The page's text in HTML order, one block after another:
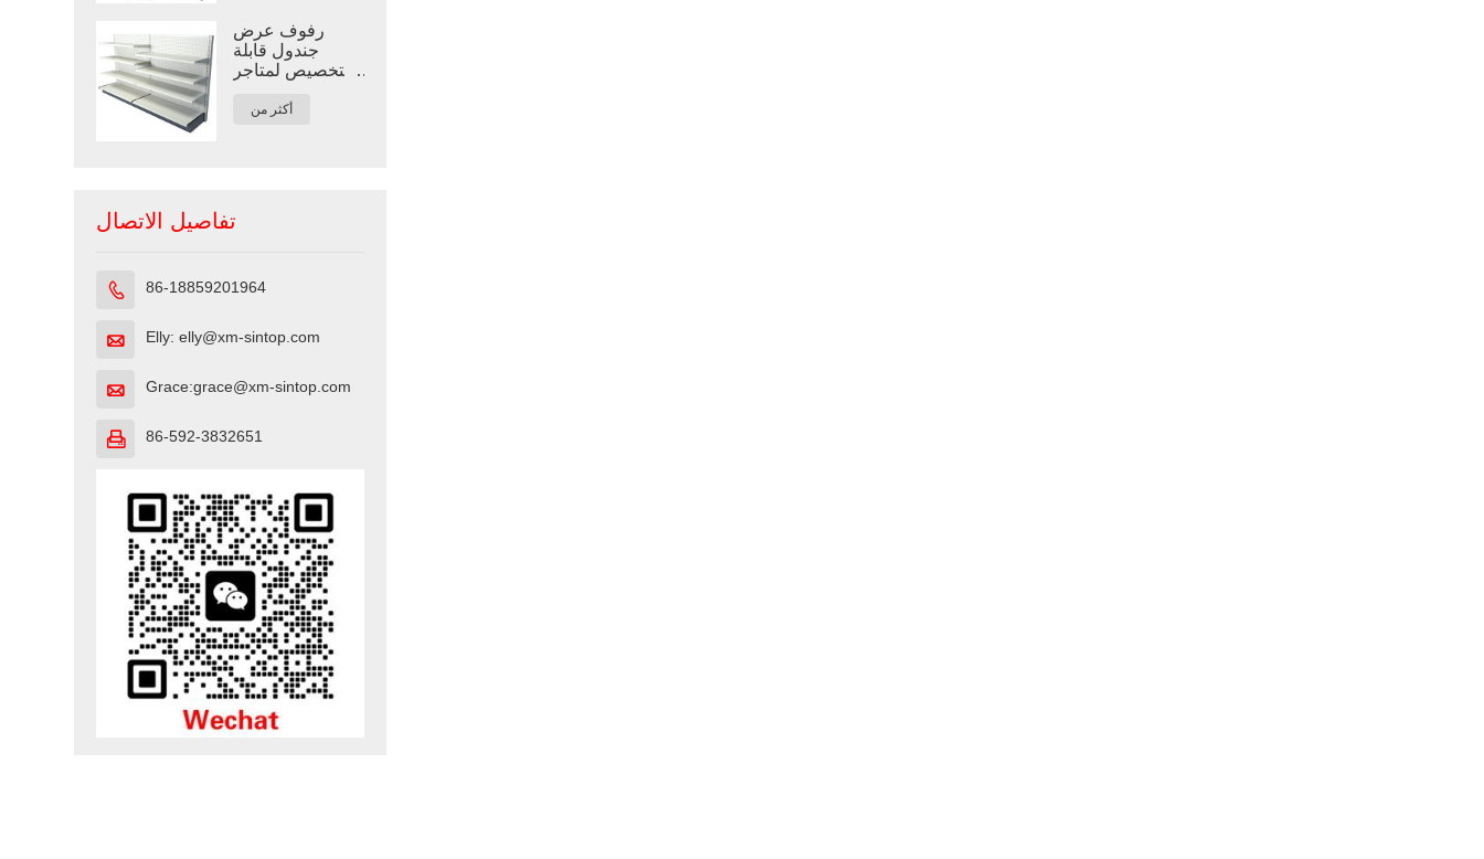
رفوف عرض
جندول قابلة
للتخصيص لمتاجر
أكثر من
تفاصيل الاتصال
 86-18859201964
 Elly: elly@xm-sintop.com
 Grace:grace@xm-sintop.com
 86-592-3832651